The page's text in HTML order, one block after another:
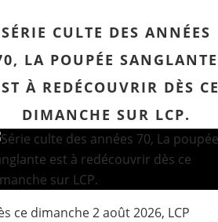
SÉRIE CULTE DES ANNÉES
LA POUPÉE SANGLANTE
À REDÉCOUVRIR DÈS CE
DIMANCHE SUR LCP.
ce dimanche 2 août 2026, LCP